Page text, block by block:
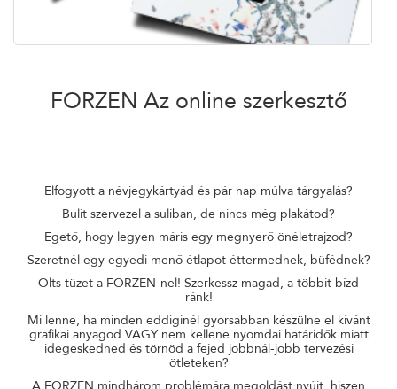
FORZEN Az online szerkesztő
Elfogyott a névjegykártyád és pár nap múlva tárgyalás?
Bulit szervezel a suliban, de nincs még plakátod?
Égető, hogy legyen máris egy megnyerő önéletrajzod?
Szeretnél egy egyedi menő étlapot éttermednek, büfédnek?
Olts tüzet a FORZEN-nel! Szerkessz magad, a többit bízd
ránk!
Mi lenne, ha minden eddiginél gyorsabban készülne el kívánt
grafikai anyagod VAGY nem kellene nyomdai határidők miatt
idegeskedned és törnöd a fejed jobbnál-jobb tervezési
ötleteken?